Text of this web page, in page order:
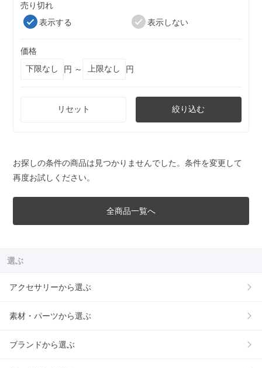
売り切れ
表示する
表示しない
価格
円 ～
円
リセット 絞り込む
お探しの条件の商品は見つかりませんでした。条件を変更して
再度お試しください。
全商品一覧へ
選ぶ
アクセサリーから選ぶ
素材・パーツから選ぶ
ブランドから選ぶ